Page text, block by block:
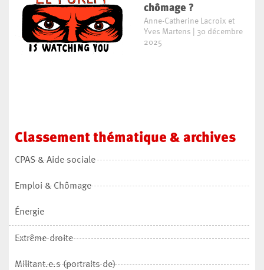
chômage ?
Anne-Catherine Lacroix et
Yves Martens
30 décembre
2025
Classement thématique & archives
CPAS & Aide sociale
Emploi & Chômage
Énergie
Extrême-droite
Militant.e.s (portraits de)